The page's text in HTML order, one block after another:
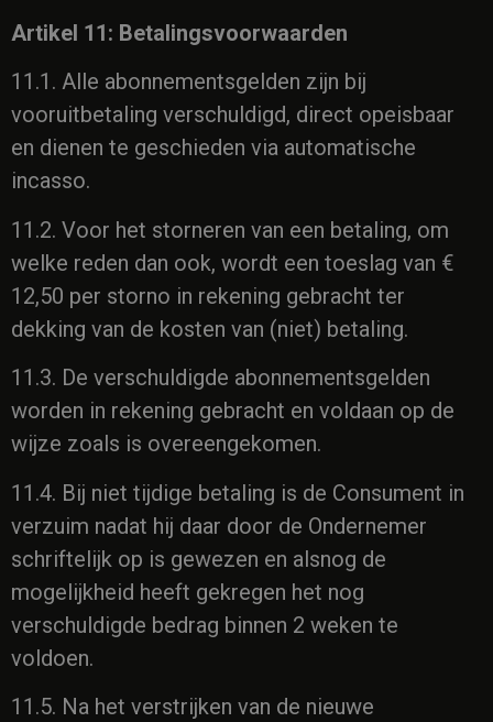
Artikel 11: Betalingsvoorwaarden
11.1. Alle abonnementsgelden zijn bij
vooruitbetaling verschuldigd, direct opeisbaar
en dienen te geschieden via automatische
incasso.
11.2. Voor het storneren van een betaling, om
welke reden dan ook, wordt een toeslag van €
12,50 per storno in rekening gebracht ter
dekking van de kosten van (niet) betaling.
11.3. De verschuldigde abonnementsgelden
worden in rekening gebracht en voldaan op de
wijze zoals is overeengekomen.
11.4. Bij niet tijdige betaling is de Consument in
verzuim nadat hij daar door de Ondernemer
schriftelijk op is gewezen en alsnog de
mogelijkheid heeft gekregen het nog
verschuldigde bedrag binnen 2 weken te
voldoen.
11.5. Na het verstrijken van de nieuwe